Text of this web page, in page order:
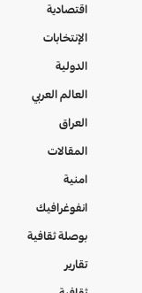
اقتصادية
الإنتخابات
الدولية
العالم العربي
العراق
المقالات
امنية
انفوغرافيك
بوصلة ثقافية
تقارير